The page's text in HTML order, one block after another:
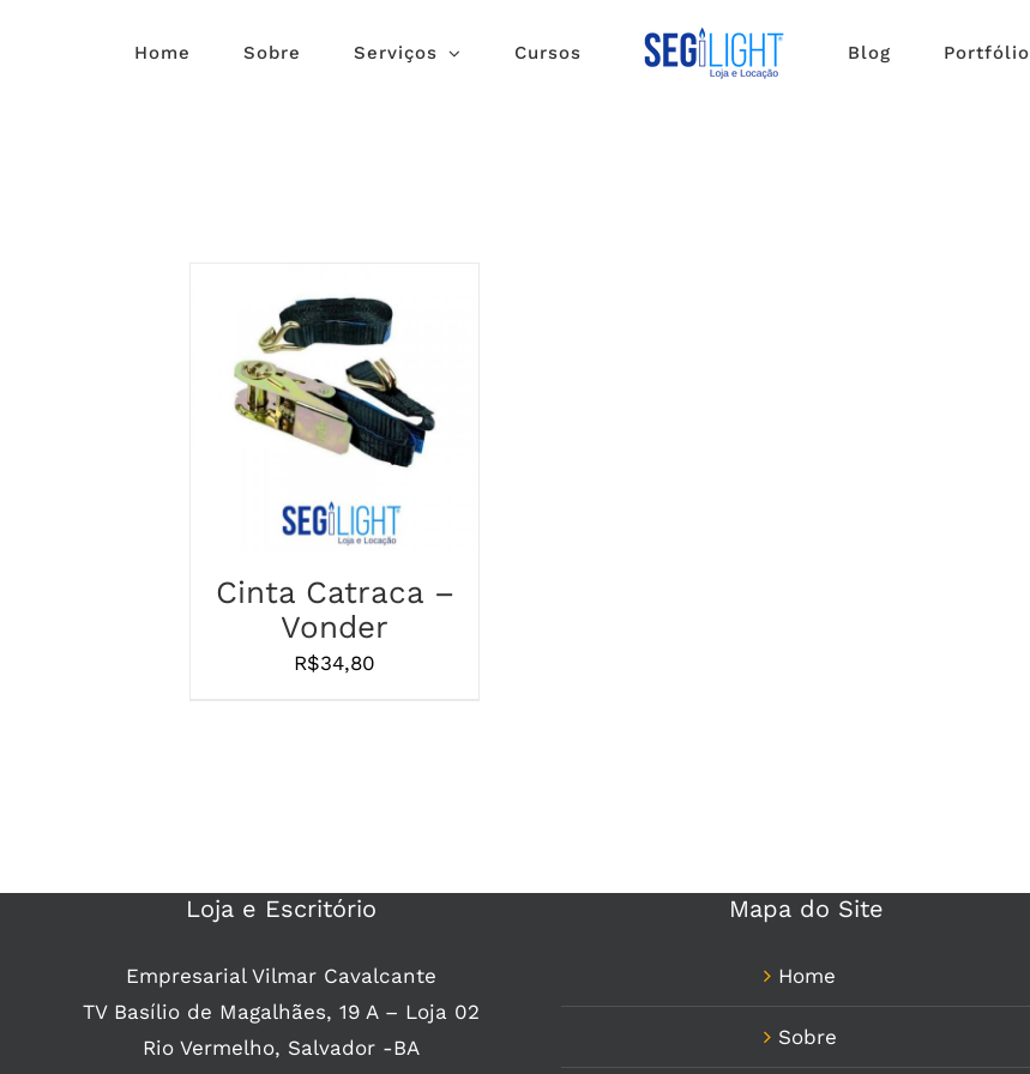
Home Sobre Serviços Cursos Blog Portfólio
COMPRAR / DETALHES
Cinta Catraca –
Vonder
R$34,80
Loja e Escritório
Empresarial Vilmar Cavalcante
TV Basílio de Magalhães, 19 A – Loja 02
Rio Vermelho, Salvador -BA
Mapa do Site
Home
Sobre